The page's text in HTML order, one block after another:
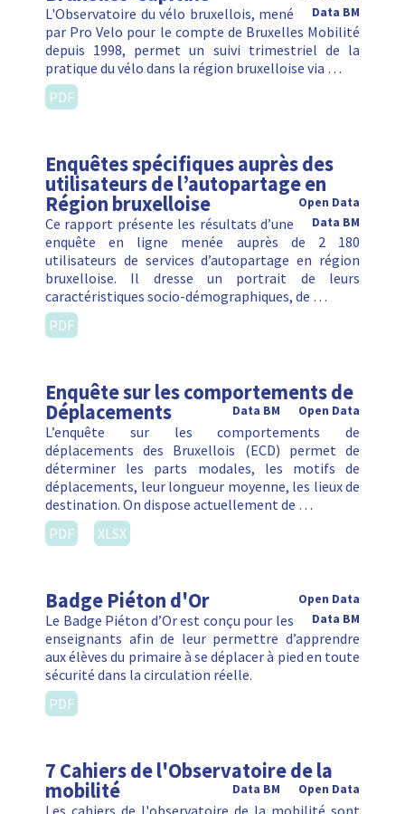
Data BM
L'Observatoire du vélo bruxellois, mené
par Pro Velo pour le compte de Bruxelles Mobilité
depuis 1998, permet un suivi trimestriel de la
pratique du vélo dans la région bruxelloise via …
PDF
Enquêtes spécifiques auprès des
utilisateurs de l’autopartage en
Région bruxelloise
Open Data
Data BM
Ce rapport présente les résultats d’une
enquête en ligne menée auprès de 2 180
utilisateurs de services d’autopartage en région
bruxelloise. Il dresse un portrait de leurs
caractéristiques socio-démographiques, de …
PDF
Enquête sur les comportements de
Déplacements Open Data
Data BM
L’enquête sur les comportements de
déplacements des Bruxellois (ECD) permet de
déterminer les parts modales, les motifs de
déplacements, leur longueur moyenne, les lieux de
destination. On dispose actuellement de …
PDF
XLSX
Badge Piéton d'Or
Open Data
Data BM
Le Badge Piéton d’Or est conçu pour les
enseignants afin de leur permettre d’apprendre
aux élèves du primaire à se déplacer à pied en toute
sécurité dans la circulation réelle.
PDF
7 Cahiers de l'Observatoire de la
mobilité Open Data
Data BM